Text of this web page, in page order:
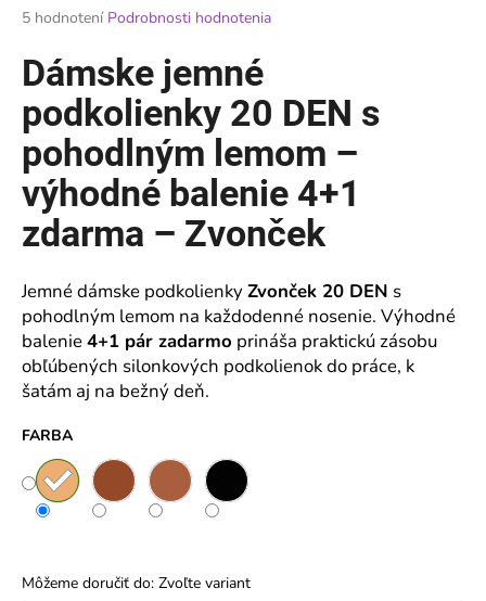
Priemerné
produktu
je
5
hviezdičiek.
5 hodnotení Podrobnosti hodnotenia
Dámske jemné
podkolienky 20 DEN s
pohodlným lemom –
výhodné balenie 4+1
zdarma – Zvonček
Jemné dámske podkolienkyZvonček 20 DEN s
pohodlným lemom na každodenné nosenie. Výhodné
balenie4+1 pár zadarmo prináša praktickú zásobu
obľúbených silonkových podkolienok do práce, k
šatám aj na bežný deň.
FARBA
Môžeme doručiť do: Zvoľte variant
á
j
s
ť
?
HĽADAŤ
O
d
p
r
č